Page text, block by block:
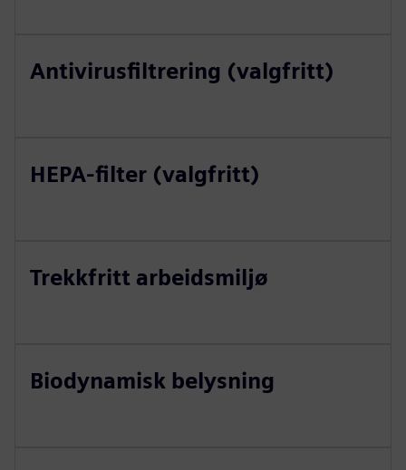
Antivirusfiltrering (valgfritt)
HEPA-filter (valgfritt)
Trekkfritt arbeidsmiljø
Biodynamisk belysning